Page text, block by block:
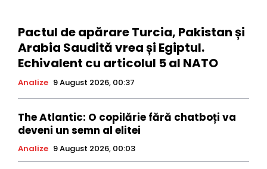
Pactul de apărare Turcia, Pakistan și
Arabia Saudită vrea și Egiptul.
Echivalent cu articolul 5 al NATO
Analize 9 August 2026, 00:37
The Atlantic: O copilărie fără chatboți va
deveni un semn al elitei
Analize 9 August 2026, 00:03